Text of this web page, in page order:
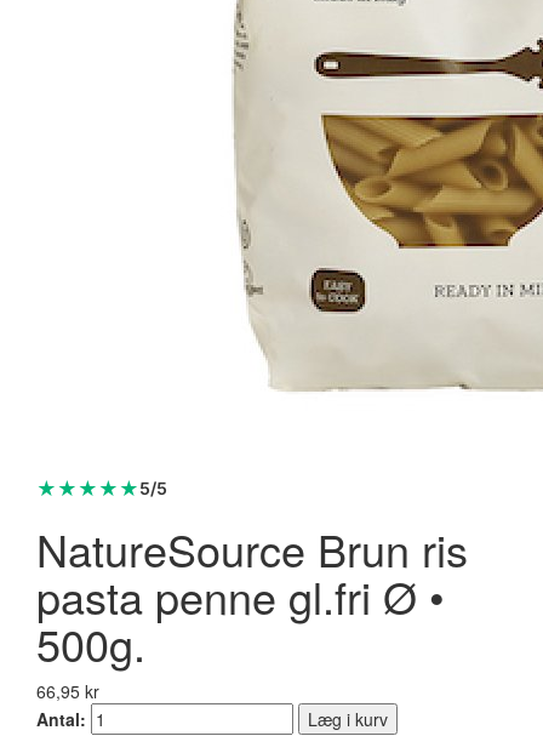
ND Gærflager • 180 g.
Læg i kurv
★ ★ ★ ★ ★5/5
NatureSource Brun ris
pasta penne gl.fri Ø •
500g.
66,95 kr
Antal:
Læg i kurv